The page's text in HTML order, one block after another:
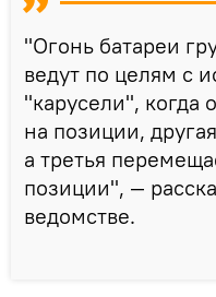
"Огонь батареи
ведут по целям с
"карусели", когда
на позиции,
а третья
позиции", —
ведомстве.